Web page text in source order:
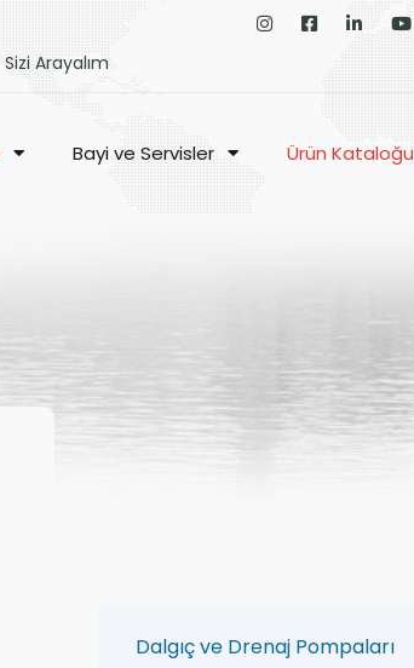
Sizi Arayalım
Bayi ve Servisler Ürün Kataloğu
Dalgıç ve Drenaj Pompaları